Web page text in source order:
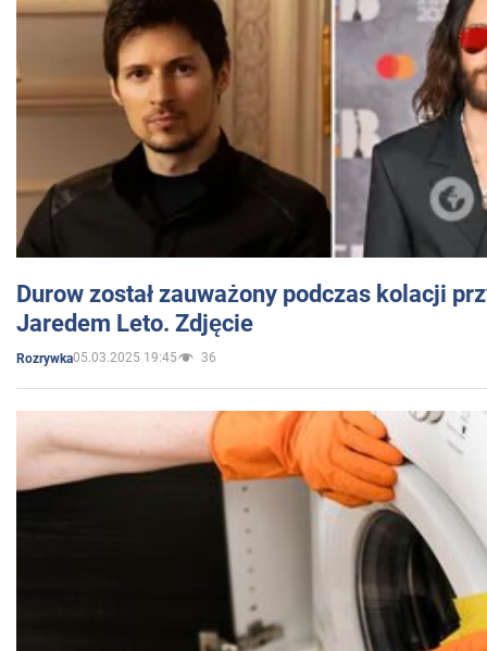
Durow został zauważony podczas kolacji
Jaredem Leto. Zdjęcie
Rozrywka05.03.2025 19:45 36